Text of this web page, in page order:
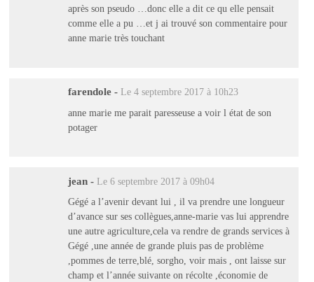
après son pseudo …donc elle a dit ce qu elle pensait
comme elle a pu …et j ai trouvé son commentaire pour
anne marie très touchant
farendole - Le 4 septembre 2017 à 10h23
anne marie me parait paresseuse a voir l état de son
potager
jean - Le 6 septembre 2017 à 09h04
Gégé a l’avenir devant lui , il va prendre une longueur
d’avance sur ses collègues,anne-marie vas lui apprendre
une autre agriculture,cela va rendre de grands services à
Gégé ,une année de grande pluis pas de problème
,pommes de terre,blé, sorgho, voir mais , ont laisse sur
champ et l’année suivante on récolte ,économie de